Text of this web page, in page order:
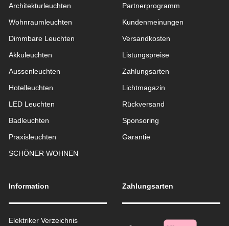
Architekturleuchten
Wohnraum­leuchten
Dimmbare Leuchten
Akkuleuchten
Aussen­leuchten
Hotelleuchten
LED Leuchten
Badleuchten
Praxisleuchten
SCHÖNER WOHNEN
Partnerprogramm
Kundenmeinungen
Versandkosten
Listungspreise
Zahlungsarten
Lichtmagazin
Rückversand
Sponsoring
Garantie
Information
Elektriker Verzeichnis
Zahlungsarten